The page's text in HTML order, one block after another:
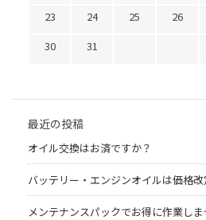
23
24 25 26
30
31
最近の投稿
オイル交換はお済ですか？
バッテリー・エンジンオイルは価格
メンテナンスパックでお得に作業しま